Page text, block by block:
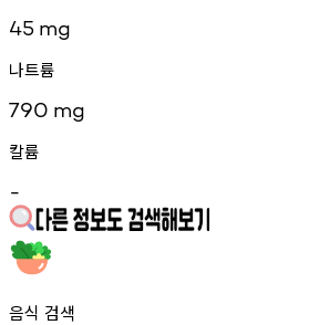
45 mg
나트륨
790 mg
칼륨
-
음식 검색